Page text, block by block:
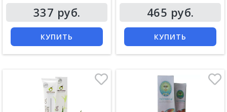
337 руб.
КУПИТЬ
465 руб.
КУПИТЬ